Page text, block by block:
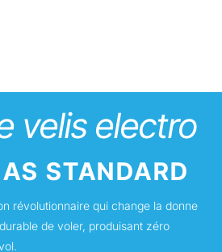
velis electro
STANDARD
révolutionnaire qui change la donne
de voler, produisant zéro